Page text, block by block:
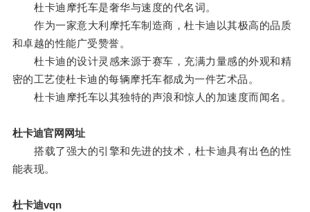
杜卡迪摩托车是奢华与速度的代名词。
作为一家意大利摩托车制造商，杜卡迪以其极高的品质
和卓越的性能广受赞誉。
杜卡迪的设计灵感来源于赛车，充满力量感的外观和精
密的工艺使杜卡迪的每辆摩托车都成为一件艺术品。
杜卡迪摩托车以其独特的声浪和惊人的加速度而闻名。
杜卡迪官网网址
搭载了强大的引擎和先进的技术，杜卡迪具有出色的性
能表现。
杜卡迪vqn